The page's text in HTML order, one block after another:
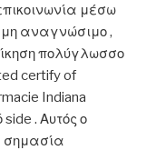
μέσω
μη αναγνώσιμο ,
πολύγλωσσο
certify of
Indiana
. Αυτός ο
σημασία